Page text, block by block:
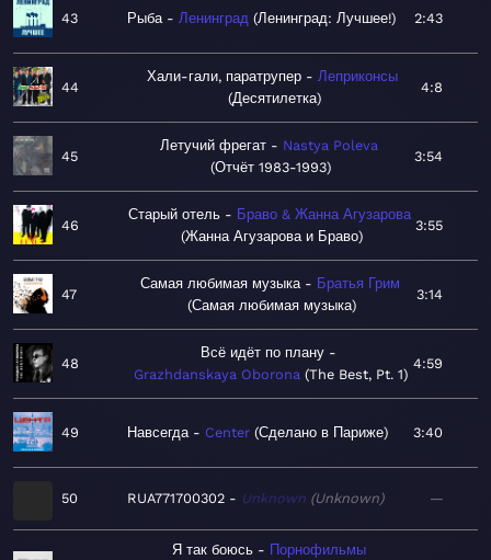
43 Рыба Ленинград Ленинград: Лучшее! 2:43
44
Хали-гали, паратрупер
Леприконсы
Десятилетка
4:8
45
Летучий фрегат
Nastya Poleva
Отчёт 1983-1993
3:54
46
Старый отель
Браво & Жанна Агузарова
Жанна Агузарова и Браво
3:55
47
Самая любимая музыка
Братья Грим
Самая любимая музыка
3:14
48
Всё идёт по плану
Grazhdanskaya Oborona The Best, Pt. 1
4:59
49 Навсегда Center Сделано в Париже 3:40
50 RUA771700302 Unknown Unknown —
Я так боюсь
Порнофильмы